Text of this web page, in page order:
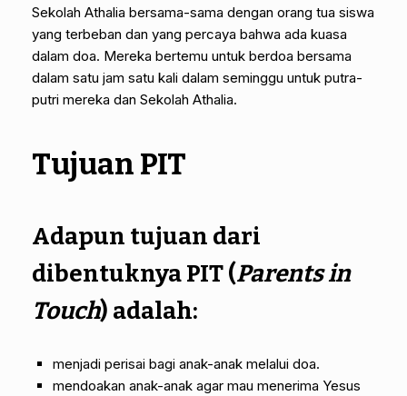
Sekolah Athalia bersama-sama dengan orang tua siswa
yang terbeban dan yang percaya bahwa ada kuasa
dalam doa. Mereka bertemu untuk berdoa bersama
dalam satu jam satu kali dalam seminggu untuk putra-
putri mereka dan Sekolah Athalia.
Tujuan PIT
Adapun tujuan dari
dibentuknya PIT (Parents in
Touch) adalah:
menjadi perisai bagi anak-anak melalui doa.
mendoakan anak-anak agar mau menerima Yesus